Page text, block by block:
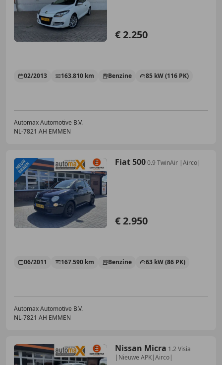
€ 2.250
02/2013 163.810 km Benzine 85 kW (116 PK)
Automax Automotive B.V.
NL-7821 AH EMMEN
Fiat 5000.9 TwinAir |Airco|
€ 2.950
06/2011 167.590 km Benzine 63 kW (86 PK)
Automax Automotive B.V.
NL-7821 AH EMMEN
Nissan Micra 1.2 Visia
|Nieuwe APK|Airco|